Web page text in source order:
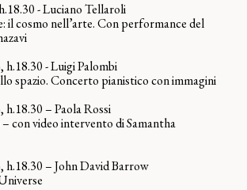
- Luciano Tellaroli
il cosmo nell’arte. Con performance del
h.18.30 - Luigi Palombi
spazio. Concerto pianistico con immagini
– Paola Rossi
– con video intervento di Samantha
h.18.30 – John David Barrow